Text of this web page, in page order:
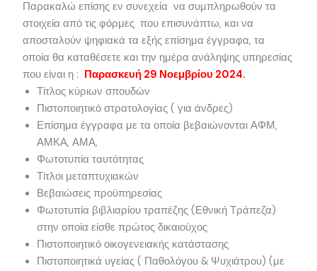
Παρακαλώ επίσης εν συνεχεία να συμπληρωθούν τα
στοιχεία από τις φόρμες που επισυνάπτω, και να
αποσταλούν ψηφιακά τα εξής επίσημα έγγραφα, τα
οποία θα καταθέσετε και την ημέρα ανάληψης υπηρεσίας
που είναι η : Παρασκευή 29 Νοεμβρίου 2024.
Τίτλος κύριων σπουδών
Πιστοποιητικό στρατολογίας ( για άνδρες)
Επίσημα έγγραφα με τα οποία βεβαιώνονται ΑΦΜ,
ΑΜΚΑ, ΑΜΑ,
Φωτοτυπία ταυτότητας
Τίτλοι μεταπτυχιακών
Βεβαιώσεις προϋπηρεσίας
Φωτοτυπία βιβλιαρίου τραπέζης (Εθνική Τράπεζα)
στην οποία είσθε πρώτος δικαιούχος
Πιστοποιητικό οικογενειακής κατάστασης
Πιστοποιητικά υγείας ( Παθολόγου & Ψυχιάτρου) (με